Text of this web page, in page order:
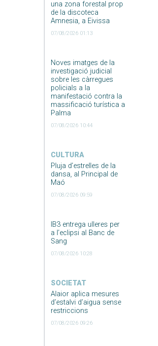
una zona forestal prop
de la discoteca
Amnesia, a Eivissa
07/08/2026 01:13
Noves imatges de la
investigació judicial
sobre les càrregues
policials a la
manifestació contra la
massificació turística a
Palma
07/08/2026 10:44
CULTURA
Pluja d’estrelles de la
dansa, al Principal de
Maó
07/08/2026 09:59
IB3 entrega ulleres per
a l’eclipsi al Banc de
Sang
07/08/2026 10:28
SOCIETAT
Alaior aplica mesures
d’estalvi d’aigua sense
restriccions
07/08/2026 09:26